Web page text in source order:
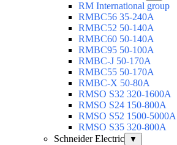
RM International group
RMBC56 35-240A
RMBC52 50-140A
RMBC60 50-140A
RMBC95 50-100А
RMBC-J 50-170A
RMBC55 50-170A
RMBC-X 50-80A
RMSO S32 320-1600A
RMSO S24 150-800A
RMSO S52 1500-5000A
RMSO S35 320-800A
Schneider Electric
▼